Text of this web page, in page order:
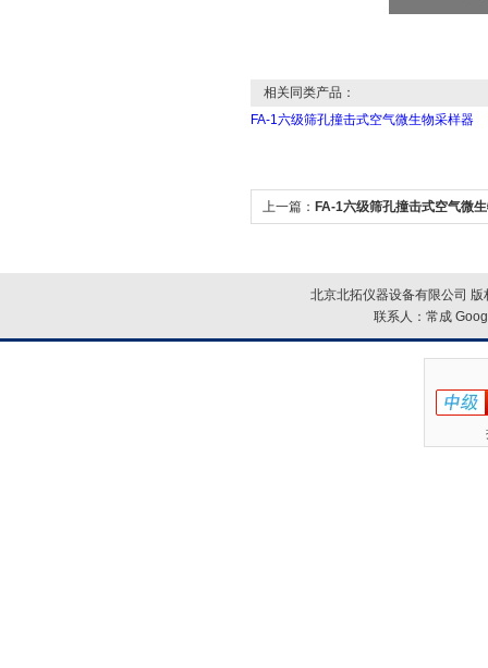
相关同类产品：
FA-1六级筛孔撞击式空气微生物采样器
上一篇： FA-1六级筛孔撞击式空气微
北京北拓仪器设备有限公司
联系人：常成